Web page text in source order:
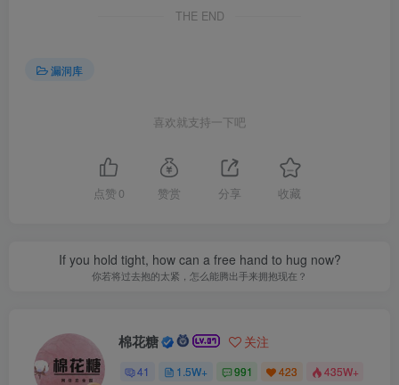
THE END
漏洞库
喜欢就支持一下吧
点赞 0 赞赏 分享 收藏
If you hold tight, how can a free hand to hug now?
你若将过去抱的太紧，怎么能腾出手来拥抱现在？
棉花糖 关注
41 1.5W+ 991 423 435W+